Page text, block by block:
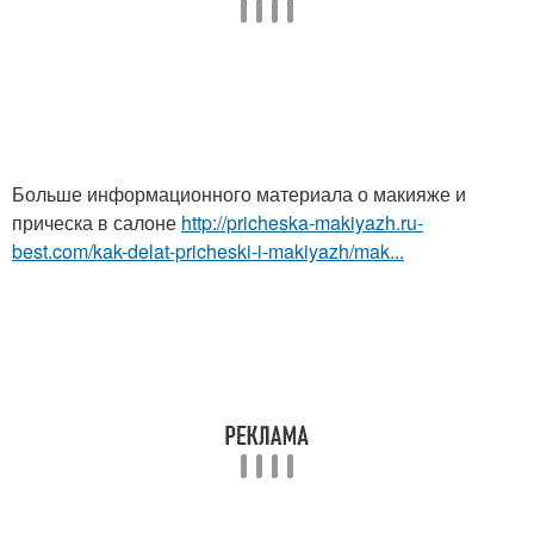
Больше информационного материала о макияже и
прическа в салоне http://pricheska-makiyazh.ru-
best.com/kak-delat-pricheski-i-makiyazh/mak...